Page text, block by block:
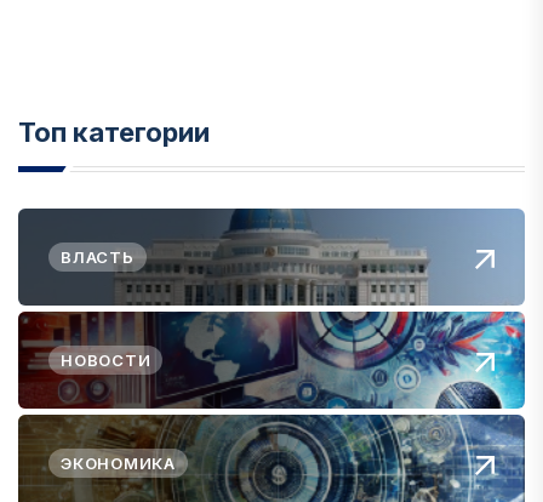
Топ категории
ВЛАСТЬ
НОВОСТИ
ЭКОНОМИКА